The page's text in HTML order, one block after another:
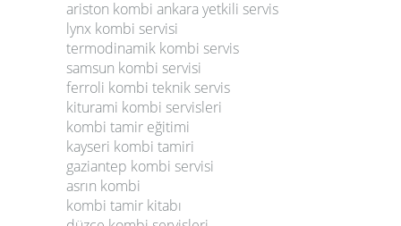
ariston kombi ankara yetkili servis
lynx kombi servisi
termodinamik kombi servis
samsun kombi servisi
ferroli kombi teknik servis
kiturami kombi servisleri
kombi tamir eğitimi
kayseri kombi tamiri
gaziantep kombi servisi
asrın kombi
kombi tamir kitabı